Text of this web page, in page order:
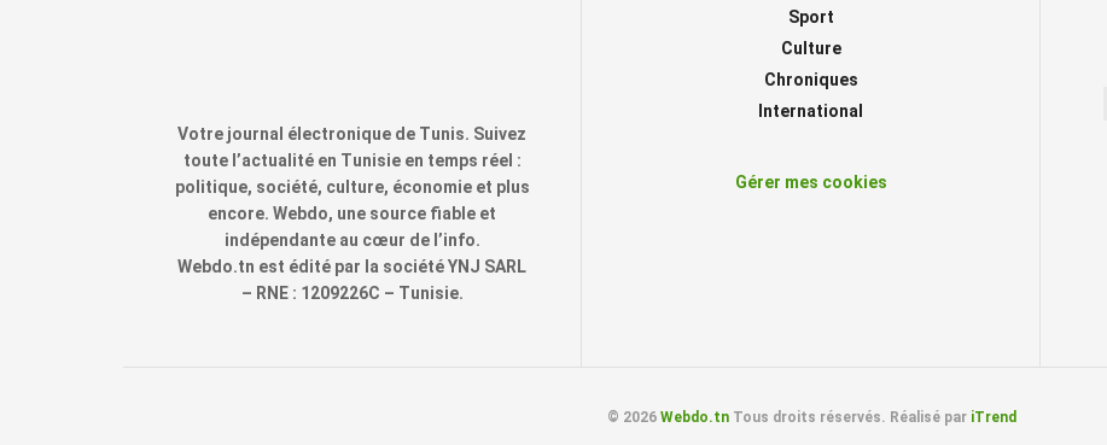
Votre journal électronique de Tunis. Suivez
toute l’actualité en Tunisie en temps réel :
politique, société, culture, économie et plus
encore. Webdo, une source fiable et
indépendante au cœur de l’info.
Webdo.tn est édité par la société YNJ SARL
– RNE : 1209226C – Tunisie.
Sport
Culture
Chroniques
International
Gérer mes cookies
© 2026 Webdo.tnTous droits réservés. Réalisé par iTrend